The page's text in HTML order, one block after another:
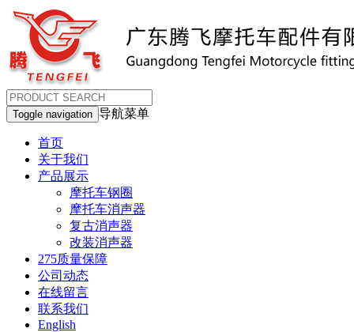
Toggle navigation 导航菜单
首页
关于我们
产品展示
摩托车钢圈
摩托车消声器
复古消声器
改装消声器
275质量保障
公司动态
在线留言
联系我们
English